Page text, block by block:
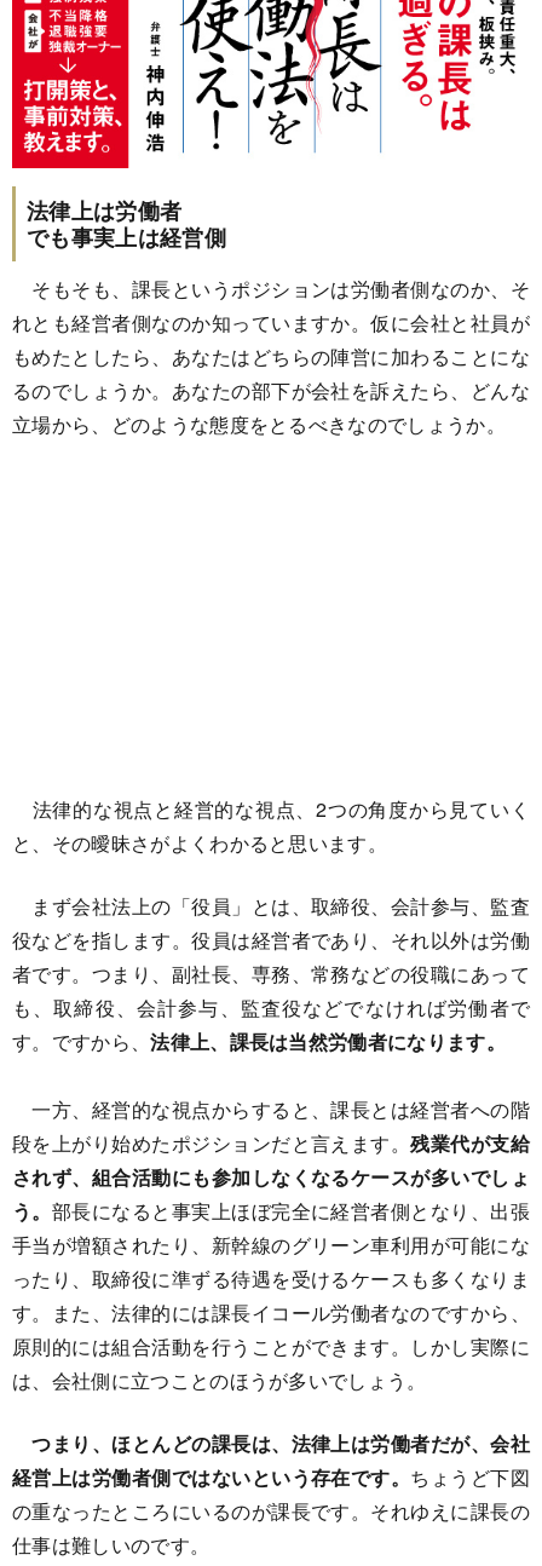
法律上は労働者
でも事実上は経営側
そもそも、課長というポジションは労働者側なのか、そ
れとも経営者側なのか知っていますか。仮に会社と社員が
もめたとしたら、あなたはどちらの陣営に加わることにな
るのでしょうか。あなたの部下が会社を訴えたら、どんな
立場から、どのような態度をとるべきなのでしょうか。
法律的な視点と経営的な視点、2つの角度から見ていく
と、その曖昧さがよくわかると思います。
まず会社法上の「役員」とは、取締役、会計参与、監査
役などを指します。役員は経営者であり、それ以外は労働
者です。つまり、副社長、専務、常務などの役職にあって
も、取締役、会計参与、監査役などでなければ労働者で
す。ですから、法律上、課長は当然労働者になります。
一方、経営的な視点からすると、課長とは経営者への階
段を上がり始めたポジションだと言えます。残業代が支給
されず、組合活動にも参加しなくなるケースが多いでしょ
う。 部長になると事実上ほぼ完全に経営者側となり、出張
手当が増額されたり、新幹線のグリーン車利用が可能にな
ったり、取締役に準ずる待遇を受けるケースも多くなりま
す。また、法律的には課長イコール労働者なのですから、
原則的には組合活動を行うことができます。しかし実際に
は、会社側に立つことのほうが多いでしょう。
つまり、ほとんどの課長は、法律上は労働者だが、会社
経営上は労働者側ではないという存在です。 ちょうど下図
の重なったところにいるのが課長です。それゆえに課長の
仕事は難しいのです。